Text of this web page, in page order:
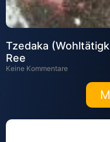
Tzedaka
Ree
Keine Kommentare